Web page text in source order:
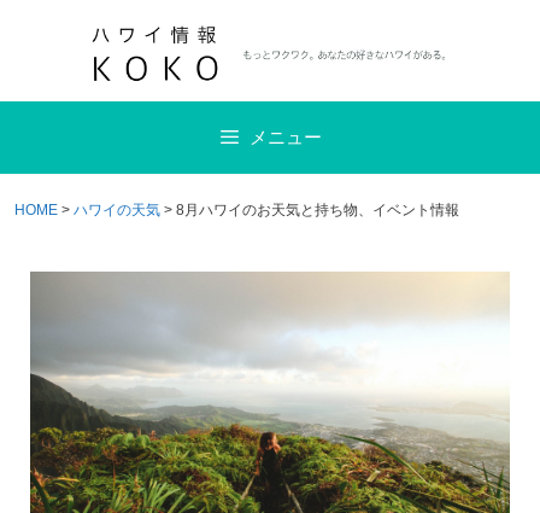
へ
ス
メニュー
HOME > ハワイの天気 > 8月ハワイのお天気と持ち物、イベント情報